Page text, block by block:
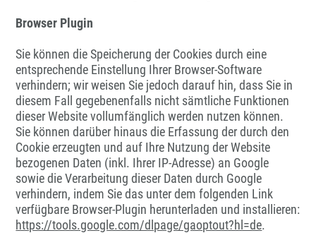
Browser Plugin
Sie können die Speicherung der Cookies durch eine
entsprechende Einstellung Ihrer Browser-Software
verhindern; wir weisen Sie jedoch darauf hin, dass Sie in
diesem Fall gegebenenfalls nicht sämtliche Funktionen
dieser Website vollumfänglich werden nutzen können.
Sie können darüber hinaus die Erfassung der durch den
Cookie erzeugten und auf Ihre Nutzung der Website
bezogenen Daten (inkl. Ihrer IP-Adresse) an Google
sowie die Verarbeitung dieser Daten durch Google
verhindern, indem Sie das unter dem folgenden Link
verfügbare Browser-Plugin herunterladen und installieren:
https://tools.google.com/dlpage/gaoptout?hl=de.